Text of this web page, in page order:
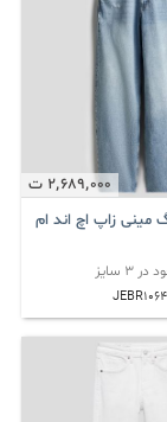
2٬689٬000 ت
مینی زاپ اچ اند ام
3 سایز